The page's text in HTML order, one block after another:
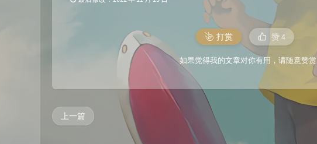
打赏 赞4
如果觉得我的文章对你有用，请随意赞赏
上一篇